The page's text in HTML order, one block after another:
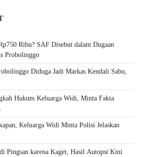
Ribu? SAF Disebut dalam Dugaan
Probolinggo
Diduga Jadi Markas Kendali Sabu,
Hukum Keluarga Widi, Minta Fakta
Keluarga Widi Minta Polisi Jelaskan
Pingsan karena Kaget, Hasil Autopsi Kini